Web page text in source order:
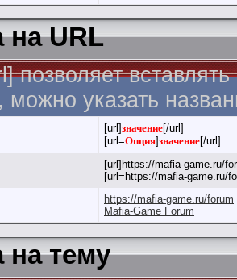
URL
позволяет
можно указать
[url]значение[/url]
[url=Опция]значение[/url]
[url]https://mafia-game.ru/
[url=https://mafia-game.ru/
https://mafia-game.ru/forum
Mafia-Game Forum
тему